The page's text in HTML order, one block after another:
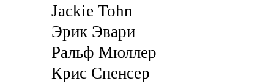
Jackie Tohn
Эрик Эвари
Ральф Мюллер
Крис Спенсер